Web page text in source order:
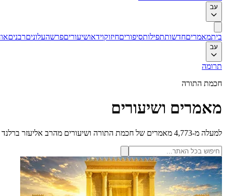
עב
ביתמאמריםחדשותתפילותסיפוריםחיזוקוידאושיעוריםפרשהעלוניםרבנים
עב
תרומה
חכמת התורה
מאמרים ושיעורים
למעלה מ-4,773 מאמרים של חכמת התורה ושיעורים מהרב אליעזר ברלנד